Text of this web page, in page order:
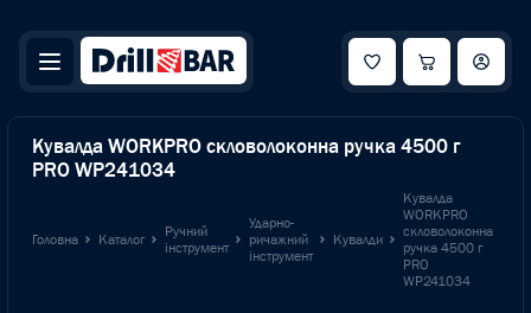
Кувалда WORKPRO скловолоконна ручка 4500 г
PRO WP241034
Головна Каталог
Ручний
інструмент
Ударно-
ричажний
інструмент
Кувалди
Кувалда
WORKPRO
скловолоконна
ручка 4500 г
PRO
WP241034